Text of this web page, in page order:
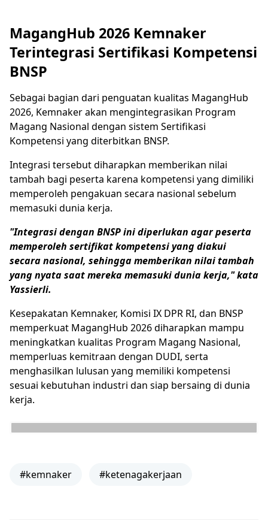
MagangHub 2026 Kemnaker
Terintegrasi Sertifikasi Kompetensi
BNSP
Sebagai bagian dari penguatan kualitas MagangHub
2026, Kemnaker akan mengintegrasikan Program
Magang Nasional dengan sistem Sertifikasi
Kompetensi yang diterbitkan BNSP.
Integrasi tersebut diharapkan memberikan nilai
tambah bagi peserta karena kompetensi yang dimiliki
memperoleh pengakuan secara nasional sebelum
memasuki dunia kerja.
"Integrasi dengan BNSP ini diperlukan agar peserta
memperoleh sertifikat kompetensi yang diakui
secara nasional, sehingga memberikan nilai tambah
yang nyata saat mereka memasuki dunia kerja," kata
Yassierli.
Kesepakatan Kemnaker, Komisi IX DPR RI, dan BNSP
memperkuat MagangHub 2026 diharapkan mampu
meningkatkan kualitas Program Magang Nasional,
memperluas kemitraan dengan DUDI, serta
menghasilkan lulusan yang memiliki kompetensi
sesuai kebutuhan industri dan siap bersaing di dunia
kerja.
#kemnaker #ketenagakerjaan